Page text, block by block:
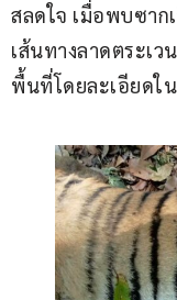
สลดใจ เมื่อพบซาก
เส้นทางลาดตระเว
พื้นที่โดยละเอียดใ